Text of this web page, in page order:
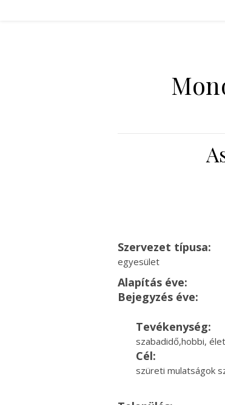
Szervezet típusa:
egyesület
Alapítás éve:
Bejegyzés éve:
Tevékenység:
szabadidő,hobbi,
Cél:
szüreti mulatságok